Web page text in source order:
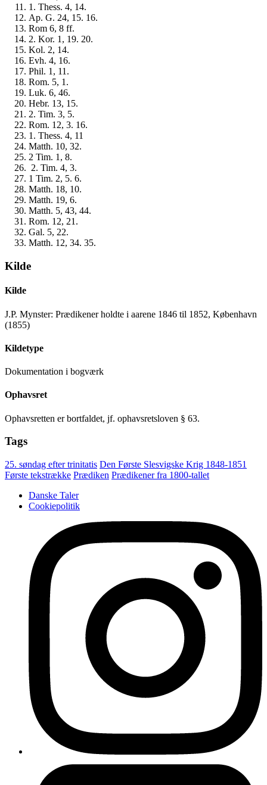
1. Thess. 4, 14.
Ap. G. 24, 15. 16.
Rom 6, 8 ff.
2. Kor. 1, 19. 20.
Kol. 2, 14.
Evh. 4, 16.
Phil. 1, 11.
Rom. 5, 1.
Luk. 6, 46.
Hebr. 13, 15.
2. Tim. 3, 5.
Rom. 12, 3. 16.
1. Thess. 4, 11
Matth. 10, 32.
2 Tim. 1, 8.
2. Tim. 4, 3.
1 Tim. 2, 5. 6.
Matth. 18, 10.
Matth. 19, 6.
Matth. 5, 43, 44.
Rom. 12, 21.
Gal. 5, 22.
Matth. 12, 34. 35.
Kilde
Kilde
J.P. Mynster: Prædikener holdte i aarene 1846 til 1852, København
(1855)
Kildetype
Dokumentation i bogværk
Ophavsret
Ophavsretten er bortfaldet, jf. ophavsretsloven § 63.
Tags
25. søndag efter trinitatis Den Første Slesvigske Krig 1848-1851
Første tekstrække Prædiken Prædikener fra 1800-tallet
Danske Taler
Cookiepolitik